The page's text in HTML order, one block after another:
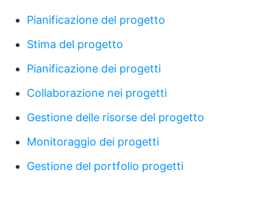
Pianificazione del progetto
Stima del progetto
Pianificazione dei progetti
Collaborazione nei progetti
Gestione delle risorse del progetto
Monitoraggio dei progetti
Gestione del portfolio progetti